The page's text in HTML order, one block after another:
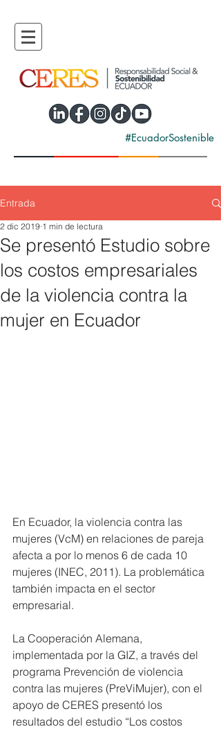
#EcuadorSostenible
Entrada
Se presentó Estudio sobre
los costos empresariales
de la violencia contra la
mujer en Ecuador
2 dic 2019 1 min de lectura
En Ecuador, la violencia contra las
mujeres (VcM) en relaciones de pareja
afecta a por lo menos 6 de cada 10
mujeres (INEC, 2011). La problemática
también impacta en el sector
empresarial.
La Cooperación Alemana,
implementada por la GIZ, a través del
programa Prevención de violencia
contra las mujeres (PreViMujer), con el
apoyo de CERES presentó los
resultados del estudio “Los costos